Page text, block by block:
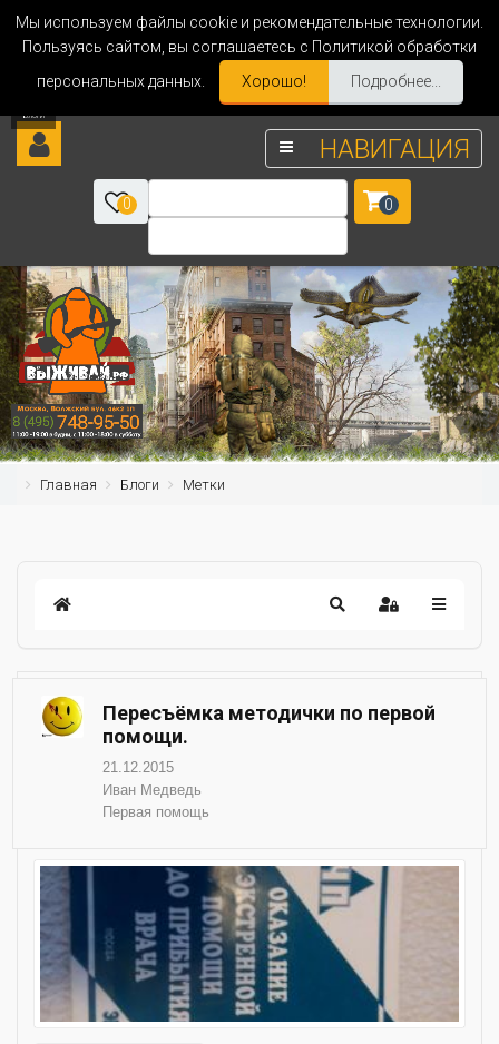
Мы используем файлы cookie и рекомендательные технологии.
Пользуясь сайтом, вы соглашаетесь с Политикой обработки
персональных данных.
Хорошо! Подробнее...
НАВИГАЦИЯ
0 0
Главная Блоги Метки
Пересъёмка методички по первой
помощи.
21.12.2015
Иван Медведь
Первая помощь